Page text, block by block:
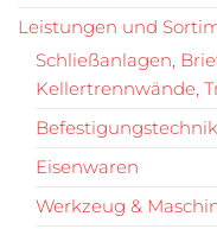
Leistungen und
Schließanlagen,
Kellertrennwände,
Eisenwaren
Werkzeug &